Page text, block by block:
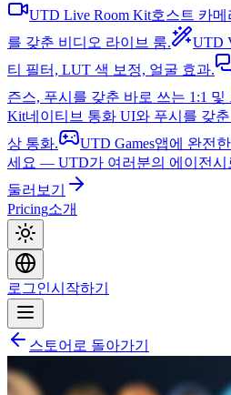
UTD Live Room Kit호스트 카메
를 갖춘 비디오 라이브 룸.
UTD
티 필터, LUT 색 보정, 얼굴 효과.
즌스, 푸시를 갖춘 바로 쓰는 1:1 및
Kit네이티브 통화 UI와 푸시를 갖
상 통화.
UTD Games앱에 완전
세요 — UTD가 여러분의 에이전시
둘러보기
Pricing소개
로그인시작하기
스토어로 돌아가기